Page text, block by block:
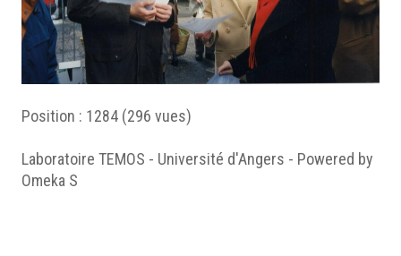
Position : 1284 (296 vues)
Laboratoire TEMOS - Université d'Angers - Powered by
Omeka S